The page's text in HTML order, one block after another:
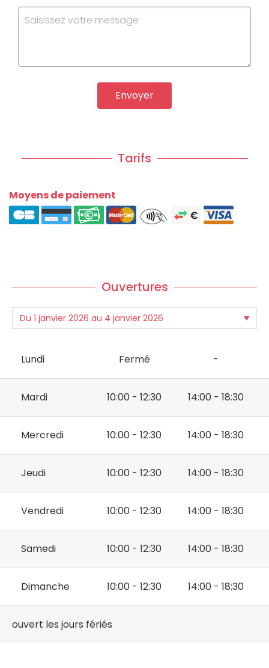
Envoyer
Tarifs
Moyens de paiement
Ouvertures
Lundi Fermé -
Mardi 10:00 - 12:30 14:00 - 18:30
Mercredi 10:00 - 12:30 14:00 - 18:30
Jeudi 10:00 - 12:30 14:00 - 18:30
Vendredi 10:00 - 12:30 14:00 - 18:30
Samedi 10:00 - 12:30 14:00 - 18:30
Dimanche 10:00 - 12:30 14:00 - 18:30
ouvert les jours fériés